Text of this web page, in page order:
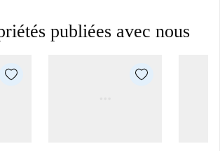
publiées avec nous